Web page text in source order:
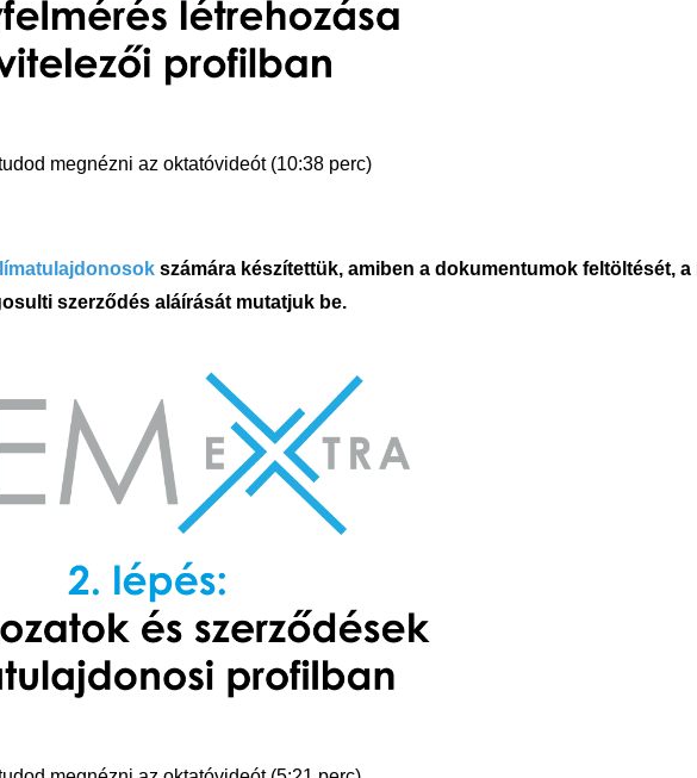
megnézni az oktatóvideót (10:38 perc)
számára készítettük, amiben a dokumentumok feltöltését,
szerződés aláírását mutatjuk be.